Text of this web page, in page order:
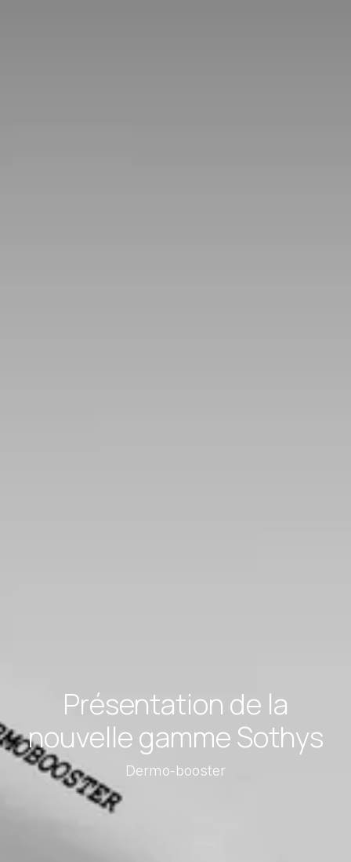
Présentation de la
nouvelle gamme Sothys
Dermo-booster